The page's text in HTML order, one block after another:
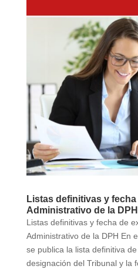
Listas definitivas y
Administrativo de la DPH
Listas definitivas y fecha de
Administrativo de la DPH En
se publica la lista definitiva
designación del Tribunal y la